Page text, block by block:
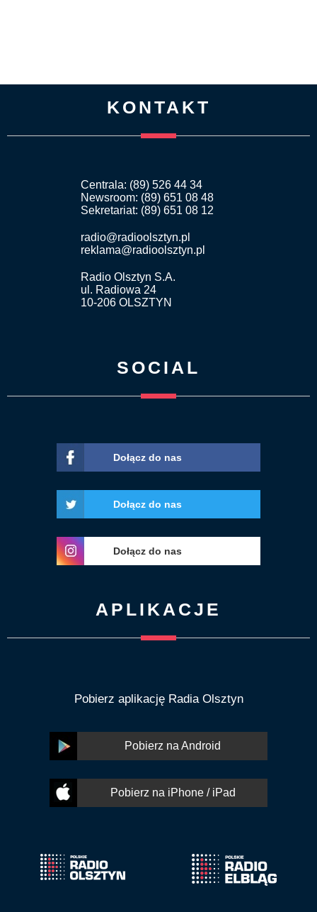
KONTAKT
Centrala: (89) 526 44 34
Newsroom: (89) 651 08 48
Sekretariat: (89) 651 08 12
radio@radioolsztyn.pl
reklama@radioolsztyn.pl
Radio Olsztyn S.A.
ul. Radiowa 24
10-206 OLSZTYN
SOCIAL
Dołącz do nas
Dołącz do nas
Dołącz do nas
APLIKACJE
Pobierz aplikację Radia Olsztyn
Pobierz na Android
Pobierz na iPhone / iPad